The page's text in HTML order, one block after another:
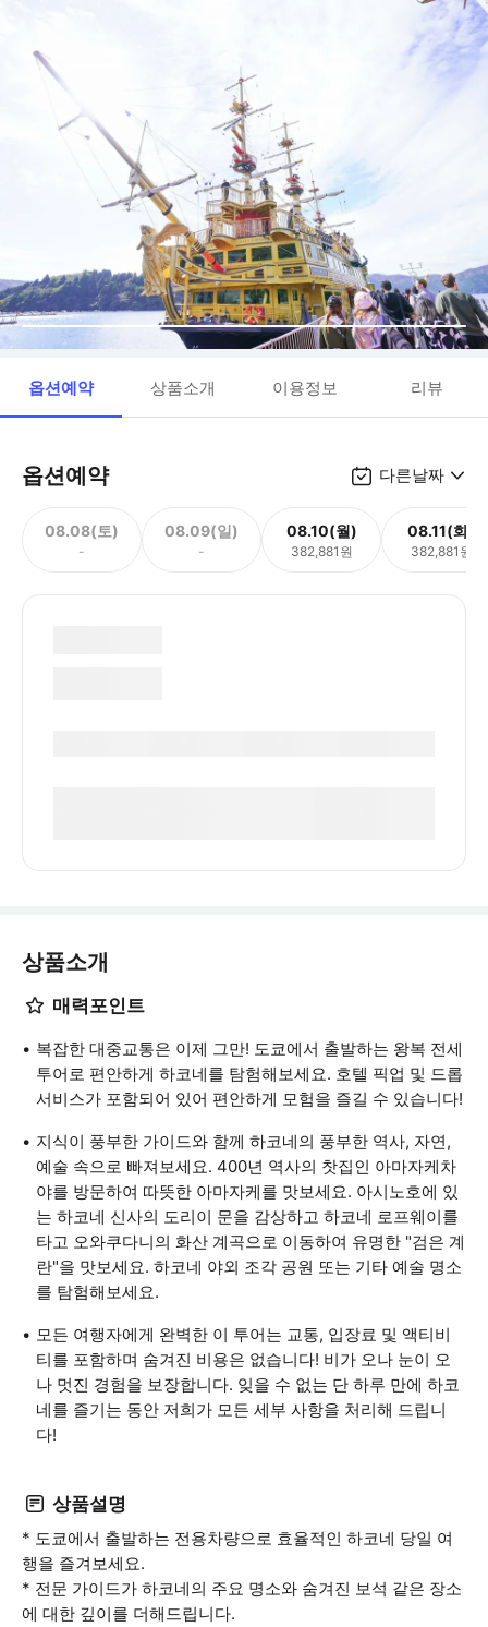
옵션예약 상품소개 이용정보 리뷰
옵션예약 다른날짜
08.08(토)
-
08.09(일)
-
08.10(월)
382,881원
08.11(화)
382,881원
상품소개
매력포인트
복잡한 대중교통은 이제 그만! 도쿄에서 출발하는 왕복 전세
투어로 편안하게 하코네를 탐험해보세요. 호텔 픽업 및 드롭
서비스가 포함되어 있어 편안하게 모험을 즐길 수 있습니다!
지식이 풍부한 가이드와 함께 하코네의 풍부한 역사, 자연,
예술 속으로 빠져보세요. 400년 역사의 찻집인 아마자케차
야를 방문하여 따뜻한 아마자케를 맛보세요. 아시노호에 있
는 하코네 신사의 도리이 문을 감상하고 하코네 로프웨이를
타고 오와쿠다니의 화산 계곡으로 이동하여 유명한 "검은 계
란"을 맛보세요. 하코네 야외 조각 공원 또는 기타 예술 명소
를 탐험해보세요.
모든 여행자에게 완벽한 이 투어는 교통, 입장료 및 액티비
티를 포함하며 숨겨진 비용은 없습니다! 비가 오나 눈이 오
나 멋진 경험을 보장합니다. 잊을 수 없는 단 하루 만에 하코
네를 즐기는 동안 저희가 모든 세부 사항을 처리해 드립니
다!
상품설명
* 도쿄에서 출발하는 전용차량으로 효율적인 하코네 당일 여
행을 즐겨보세요.
* 전문 가이드가 하코네의 주요 명소와 숨겨진 보석 같은 장소
에 대한 깊이를 더해드립니다.